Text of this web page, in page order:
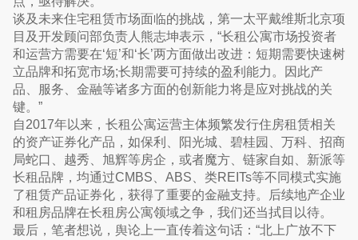
谈及未来住宅租赁市场面临的挑战，第一太平戴维斯北京项
目及开发顾问部负责人熊志坤表示，“长租公寓市场投资者
和运营方需要在‘短’和‘长’两方面做出改进：短期需要快速树
立品牌和拓宽市场;长期需要可持续的盈利能力。因此产
品、服务、金融等诸多方面的创新能力将是应对挑战的关
键。”
自2017年以来，长租公寓运营主体频繁发行住房租赁相关
的资产证券化产品，如保利、阳光城、碧桂园、万科、招商
局蛇口、越秀、旭辉等房企，或者魔方、链家自如、新派等
长租品牌，均通过CMBS、ABS、类REITs等不同模式实施
了租赁产品证券化，获得了重要的金融支持。后续地产企业
和租房品牌在长租房公寓领域之争，我们还当拭目以待。
最后，笔者想说，舆论上一直传着这句话：“北上广放不下